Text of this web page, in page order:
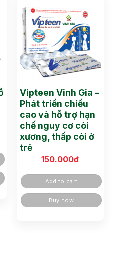
Vipteen Vinh Gia –
Phát triển chiều
cao và hỗ trợ hạn
chế nguy cơ còi
xương, thấp còi ở
trẻ
150.000đ
Add to cart
Buy now